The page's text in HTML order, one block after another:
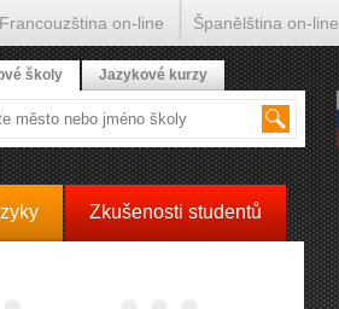
Zkušenosti studentů
školy Jazykové kurzy
Francouzština on-line Španělština on-line